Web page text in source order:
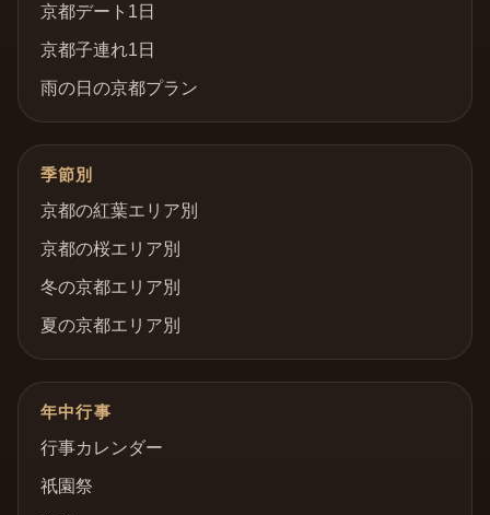
京都デート1日
京都子連れ1日
雨の日の京都プラン
季節別
京都の紅葉エリア別
京都の桜エリア別
冬の京都エリア別
夏の京都エリア別
年中行事
行事カレンダー
祇園祭